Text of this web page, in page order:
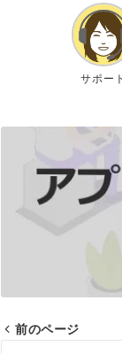
サポート
前のページ